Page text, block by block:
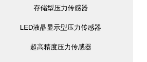
存储型压力传感器
LED液晶显示型压力传感器
超高精度压力传感器